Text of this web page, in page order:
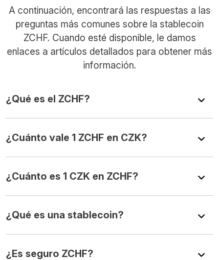
A continuación, encontrará las respuestas a las
preguntas más comunes sobre la stablecoin
ZCHF. Cuando esté disponible, le damos
enlaces a artículos detallados para obtener más
información.
¿Qué es el ZCHF?
¿Cuánto vale 1 ZCHF en CZK?
¿Cuánto es 1 CZK en ZCHF?
¿Qué es una stablecoin?
¿Es seguro ZCHF?